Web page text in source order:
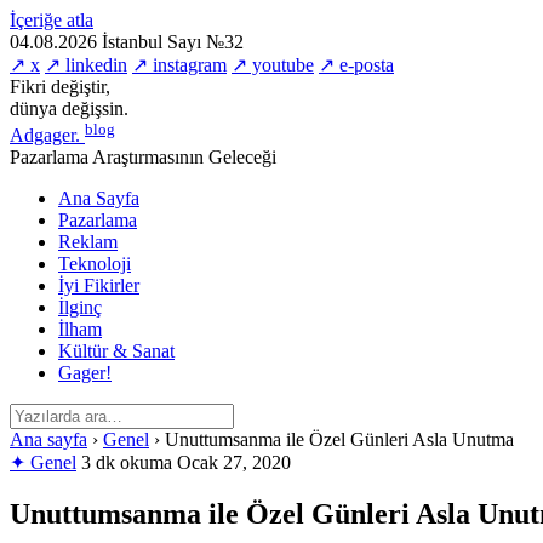
İçeriğe atla
04.08.2026 İstanbul Sayı №32
↗ x ↗ linkedin ↗ instagram ↗ youtube ↗ e-posta
Fikri değiştir,
dünya değişsin.
Adgager. blog
Pazarlama Araştırmasının Geleceği
Ana Sayfa
Pazarlama
Reklam
Teknoloji
İyi Fikirler
İlginç
İlham
Kültür & Sanat
Gager!
Ana sayfa › Genel › Unuttumsanma ile Özel Günleri Asla Unutma
✦ Genel 3 dk okuma Ocak 27, 2020
Unuttumsanma ile Özel Günleri Asla